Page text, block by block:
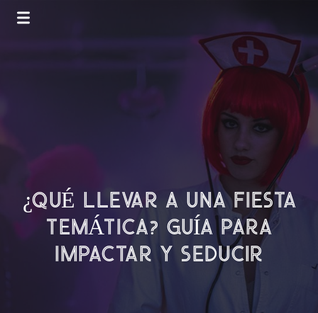
¿QUÉ LLEVAR A UNA FIESTA
TEMÁTICA? GUÍA PARA
IMPACTAR Y SEDUCIR